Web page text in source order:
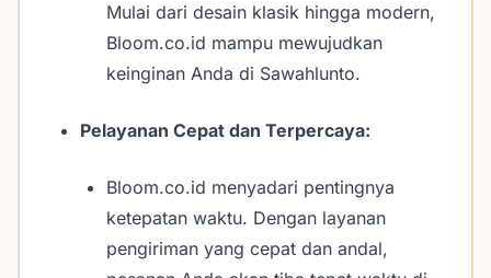
Mulai dari desain klasik hingga modern,
Bloom.co.id mampu mewujudkan
keinginan Anda di Sawahlunto.
Pelayanan Cepat dan Terpercaya:
Bloom.co.id menyadari pentingnya
ketepatan waktu. Dengan layanan
pengiriman yang cepat dan andal,